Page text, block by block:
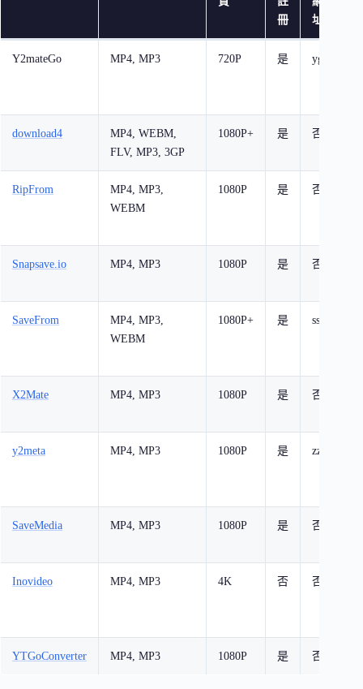
冊
址
Y2mateGo MP4, MP3 720P 是 ygo
download4
MP4, WEBM,
FLV, MP3, 3GP
1080P+ 是 否
RipFrom
MP4, MP3,
WEBM
1080P 是 否
Snapsave.io MP4, MP3 1080P 是 否
SaveFrom
MP4, MP3,
WEBM
1080P+ 是 ss
X2Mate MP4, MP3 1080P 是 否
y2meta MP4, MP3 1080P 是 zz
SaveMedia MP4, MP3 1080P 是 否
Inovideo MP4, MP3 4K 否 否
YTGoConverter MP4, MP3 1080P 是 否